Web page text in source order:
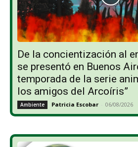
De la concientización al
se presentó en Buenos
temporada de la serie
los amigos del Arcoíris”
Ambiente Patricia Escobar - 06/08/2026